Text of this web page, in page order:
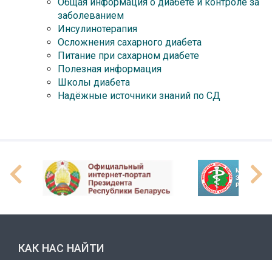
заболеванием
Инсулинотерапия
Осложнения сахарного диабета
Питание при сахарном диабете
Полезная информация
Школы диабета
Надёжные источники знаний по СД
КАК НАС НАЙТИ